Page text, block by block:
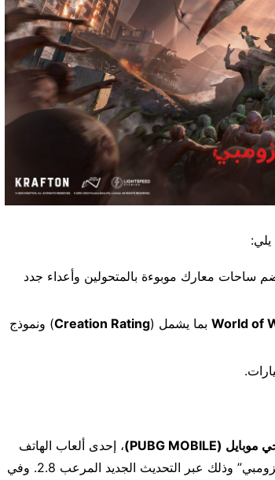
يلي:‏
ساحات معارك موبوءة بالمتحولين وأعداء جدد
World of بما يشمل (Creation Rating) ونموذج
موبايل (PUBG MOBILE
)، إحدى ألعاب الهاتف
المحمول الأكثر شعبية في العالم، بحشود من الموتى الأحياء “الزومبي” وذلك عبر التحديث الجديد المرعب 2.8. وفي